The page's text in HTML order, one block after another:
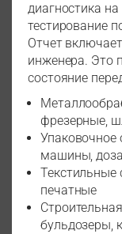
диагностика
тестирование
Отчет
инженера. Это
состояние
фрезерные,
Упаковочное
машины,
Текстильные
печатные
бульдозеры,